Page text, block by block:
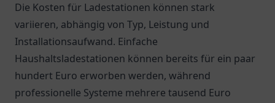
Die Kosten für Ladestationen können stark
variieren, abhängig von Typ, Leistung und
Installationsaufwand. Einfache
Haushaltsladestationen können bereits für ein paar
hundert Euro erworben werden, während
professionelle Systeme mehrere tausend Euro